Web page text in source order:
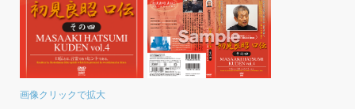
画像クリックで拡大